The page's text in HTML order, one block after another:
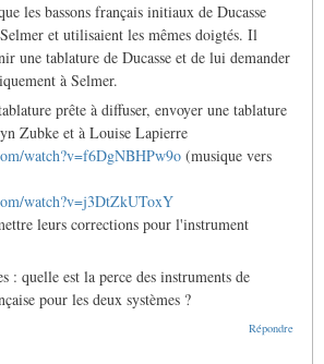
les bassons français initiaux de Ducasse
et utilisaient les mêmes doigtés. Il
une tablature de Ducasse et de lui demander
à Selmer.
prête à diffuser, envoyer une tablature
Zubke et à Louise Lapierre
watch?v=f6DgNBHPw9o (musique vers
watch?v=j3DtZkUToxY
leurs corrections pour l'instrument
: quelle est la perce des instruments de
pour les deux systèmes ?
Répondre